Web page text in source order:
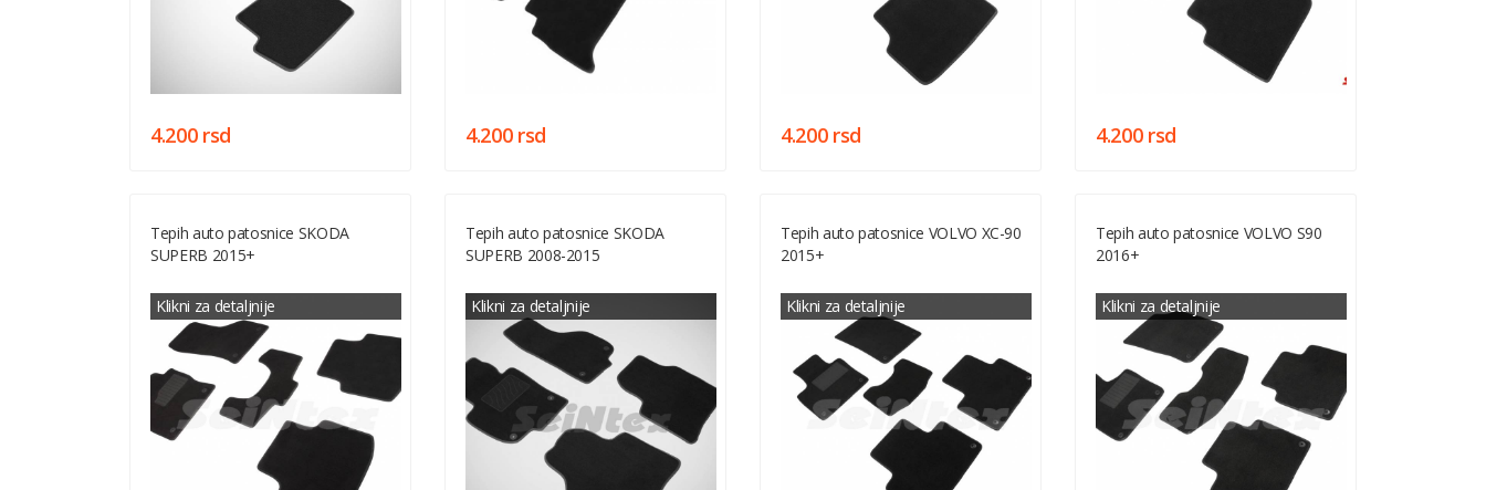
4.200 rsd 4.200 rsd 4.200 rsd 4.200 rsd
Tepih auto patosnice SKODA
SUPERB 2015+
Klikni za detaljnije
Tepih auto patosnice SKODA
SUPERB 2008-2015
Klikni za detaljnije
Tepih auto patosnice VOLVO XC-90
2015+
Klikni za detaljnije
Tepih auto patosnice VOLVO S90
2016+
Klikni za detaljnije